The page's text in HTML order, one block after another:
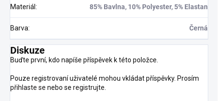
Materiál: 85% Bavlna, 10% Polyester, 5% Elastan
Barva: Černá
Diskuze
Buďte první, kdo napíše příspěvek k této položce.
Pouze registrovaní uživatelé mohou vkládat příspěvky. Prosím
přihlaste se nebo se registrujte.